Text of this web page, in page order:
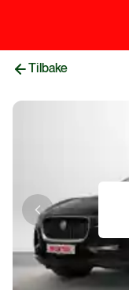
Tilbake
Previous slide